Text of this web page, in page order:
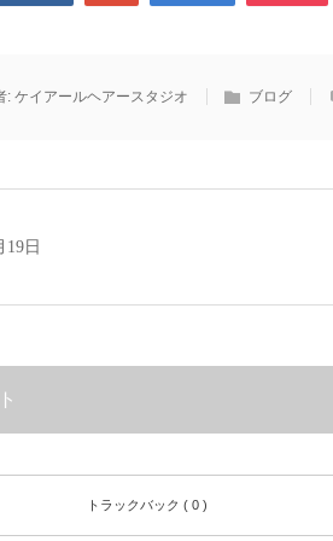
: ケイアールヘアースタジオ ブログ
19日
トラックバック ( 0 )